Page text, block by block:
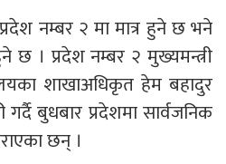
नम्बर २ मा मात्र हुने छ भने
छ । प्रदेश नम्बर २ मुख्यमन्त्री
शाखाअधिकृत हेम बहादुर
गर्दै बुधबार प्रदेशमा सार्वजनिक
छन् ।